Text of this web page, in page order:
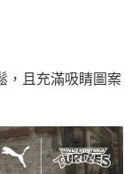
，且充滿吸睛圖案